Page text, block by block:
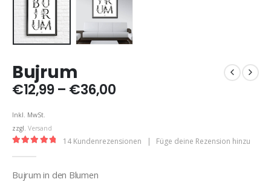
Bujrum
€12,99 – €36,00Preisspanne:
Inkl. MwSt.
zzgl. Versand
14 Kundenrezensionen | Füge deine Rezension hinzu
Bujrum in den Blumen